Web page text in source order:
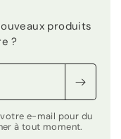
produits
?
e-mail pour du
à tout moment.